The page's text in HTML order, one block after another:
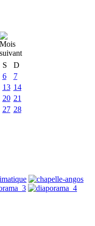
S
D
6
7
13 14
20 21
27 28